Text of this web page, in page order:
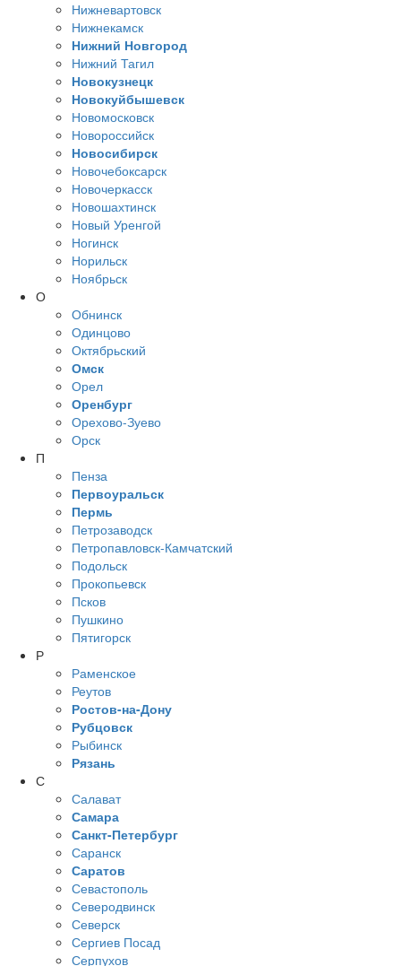
Нижневартовск
Нижнекамск
Нижний Новгород
Нижний Тагил
Новокузнецк
Новокуйбышевск
Новомосковск
Новороссийск
Новосибирск
Новочебоксарск
Новочеркасск
Новошахтинск
Новый Уренгой
Ногинск
Норильск
Ноябрьск
О
Обнинск
Одинцово
Октябрьский
Омск
Орел
Оренбург
Орехово-Зуево
Орск
П
Пенза
Первоуральск
Пермь
Петрозаводск
Петропавловск-Камчатский
Подольск
Прокопьевск
Псков
Пушкино
Пятигорск
Р
Раменское
Реутов
Ростов-на-Дону
Рубцовск
Рыбинск
Рязань
С
Салават
Самара
Санкт-Петербург
Саранск
Саратов
Севастополь
Северодвинск
Северск
Сергиев Посад
Серпухов